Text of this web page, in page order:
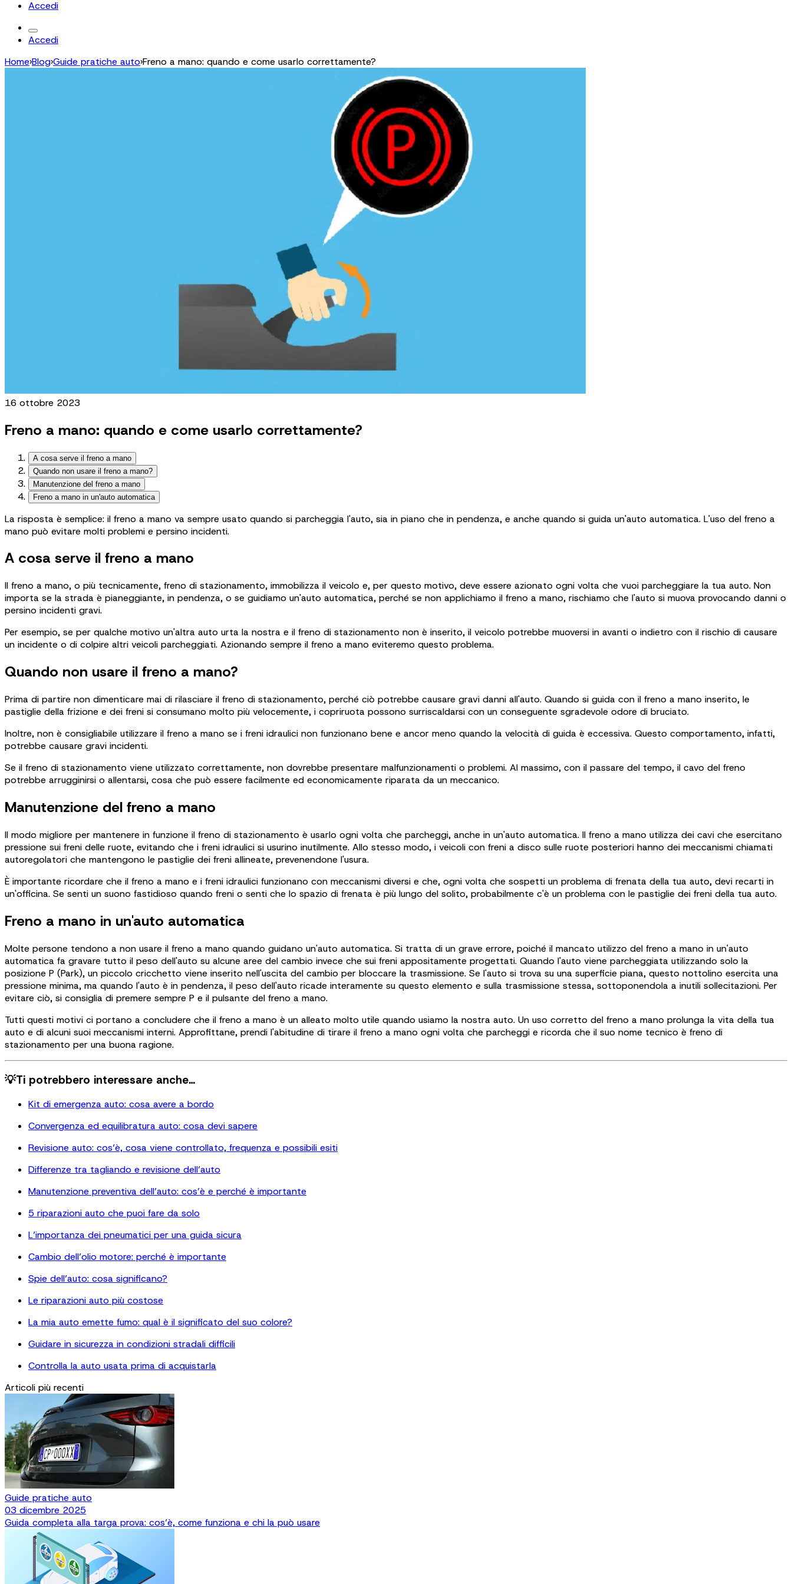
Accedi
Accedi
Home›Blog›Guide pratiche auto›Freno a mano: quando e come usarlo correttamente?
16 ottobre 2023
Freno a mano: quando e come usarlo correttamente?
A cosa serve il freno a mano
Quando non usare il freno a mano?
Manutenzione del freno a mano
Freno a mano in un'auto automatica
La risposta è semplice: il freno a mano va sempre usato quando si parcheggia l'auto, sia in piano che in pendenza, e anche quando si guida un'auto automatica. L'uso del freno a
mano può evitare molti problemi e persino incidenti.
A cosa serve il freno a mano
Il freno a mano, o più tecnicamente, freno di stazionamento, immobilizza il veicolo e, per questo motivo, deve essere azionato ogni volta che vuoi parcheggiare la tua auto. Non
importa se la strada è pianeggiante, in pendenza, o se guidiamo un'auto automatica, perché se non applichiamo il freno a mano, rischiamo che l'auto si muova provocando danni o
persino incidenti gravi.
Per esempio, se per qualche motivo un'altra auto urta la nostra e il freno di stazionamento non è inserito, il veicolo potrebbe muoversi in avanti o indietro con il rischio di causare
un incidente o di colpire altri veicoli parcheggiati. Azionando sempre il freno a mano eviteremo questo problema.
Quando non usare il freno a mano?
Prima di partire non dimenticare mai di rilasciare il freno di stazionamento, perché ciò potrebbe causare gravi danni all'auto. Quando si guida con il freno a mano inserito, le
pastiglie della frizione e dei freni si consumano molto più velocemente, i copriruota possono surriscaldarsi con un conseguente sgradevole odore di bruciato.
Inoltre, non è consigliabile utilizzare il freno a mano se i freni idraulici non funzionano bene e ancor meno quando la velocità di guida è eccessiva. Questo comportamento, infatti,
potrebbe causare gravi incidenti.
Se il freno di stazionamento viene utilizzato correttamente, non dovrebbe presentare malfunzionamenti o problemi. Al massimo, con il passare del tempo, il cavo del freno
potrebbe arrugginirsi o allentarsi, cosa che può essere facilmente ed economicamente riparata da un meccanico.
Manutenzione del freno a mano
Il modo migliore per mantenere in funzione il freno di stazionamento è usarlo ogni volta che parcheggi, anche in un'auto automatica. Il freno a mano utilizza dei cavi che esercitano
pressione sui freni delle ruote, evitando che i freni idraulici si usurino inutilmente. Allo stesso modo, i veicoli con freni a disco sulle ruote posteriori hanno dei meccanismi chiamati
autoregolatori che mantengono le pastiglie dei freni allineate, prevenendone l'usura.
È importante ricordare che il freno a mano e i freni idraulici funzionano con meccanismi diversi e che, ogni volta che sospetti un problema di frenata della tua auto, devi recarti in
un'officina. Se senti un suono fastidioso quando freni o senti che lo spazio di frenata è più lungo del solito, probabilmente c'è un problema con le pastiglie dei freni della tua auto.
Freno a mano in un'auto automatica
Molte persone tendono a non usare il freno a mano quando guidano un'auto automatica. Si tratta di un grave errore, poiché il mancato utilizzo del freno a mano in un'auto
automatica fa gravare tutto il peso dell'auto su alcune aree del cambio invece che sui freni appositamente progettati. Quando l'auto viene parcheggiata utilizzando solo la
posizione P (Park), un piccolo cricchetto viene inserito nell'uscita del cambio per bloccare la trasmissione. Se l'auto si trova su una superficie piana, questo nottolino esercita una
pressione minima, ma quando l'auto è in pendenza, il peso dell'auto ricade interamente su questo elemento e sulla trasmissione stessa, sottoponendola a inutili sollecitazioni. Per
evitare ciò, si consiglia di premere sempre P e il pulsante del freno a mano.
Tutti questi motivi ci portano a concludere che il freno a mano è un alleato molto utile quando usiamo la nostra auto. Un uso corretto del freno a mano prolunga la vita della tua
auto e di alcuni suoi meccanismi interni. Approfittane, prendi l'abitudine di tirare il freno a mano ogni volta che parcheggi e ricorda che il suo nome tecnico è freno di
stazionamento per una buona ragione.
💡Ti potrebbero interessare anche…
Kit di emergenza auto: cosa avere a bordo
Convergenza ed equilibratura auto: cosa devi sapere
Revisione auto: cos’è, cosa viene controllato, frequenza e possibili esiti
Differenze tra tagliando e revisione dell’auto
Manutenzione preventiva dell’auto: cos’è e perché è importante
5 riparazioni auto che puoi fare da solo
L’importanza dei pneumatici per una guida sicura
Cambio dell’olio motore: perché è importante
Spie dell’auto: cosa significano?
Le riparazioni auto più costose
La mia auto emette fumo: qual è il significato del suo colore?
Guidare in sicurezza in condizioni stradali difficili
Controlla la auto usata prima di acquistarla
Articoli più recenti
Guide pratiche auto
03 dicembre 2025
Guida completa alla targa prova: cos’è, come funziona e chi la può usare